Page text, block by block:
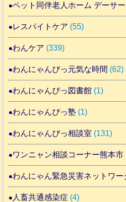
ペット同伴老人ホーム デーサ
レスパイトケア (55)
わんケア (339)
わんにゃんぴっ元気な時間 (62)
わんにゃんぴっ図書館 (1)
わんにゃんぴっ塾 (1)
わんにゃんぴっ相談室 (131)
ワンニャン相談コーナー熊本市
わんにゃん緊急災害ネットワー
人畜共通感染症 (4)